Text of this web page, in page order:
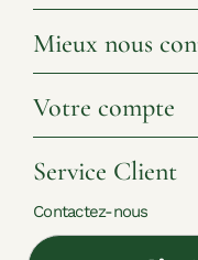
Mieux nous
Votre compte
Service Client
Contactez-nous